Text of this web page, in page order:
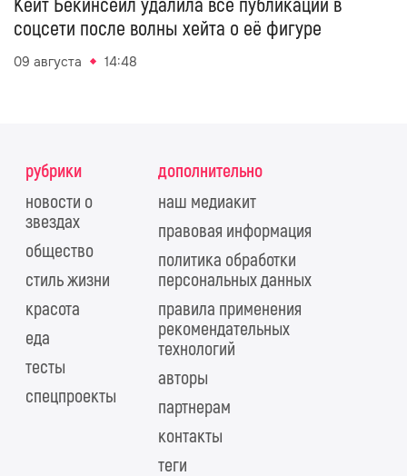
Кейт Бекинсейл удалила все публикации в
соцсети после волны хейта о её фигуре
09 августа 14:48
рубрики
новости о
звездах
общество
стиль жизни
красота
еда
тесты
спецпроекты
дополнительно
наш медиакит
правовая информация
политика обработки
персональных данных
правила применения
рекомендательных
технологий
авторы
партнерам
контакты
теги